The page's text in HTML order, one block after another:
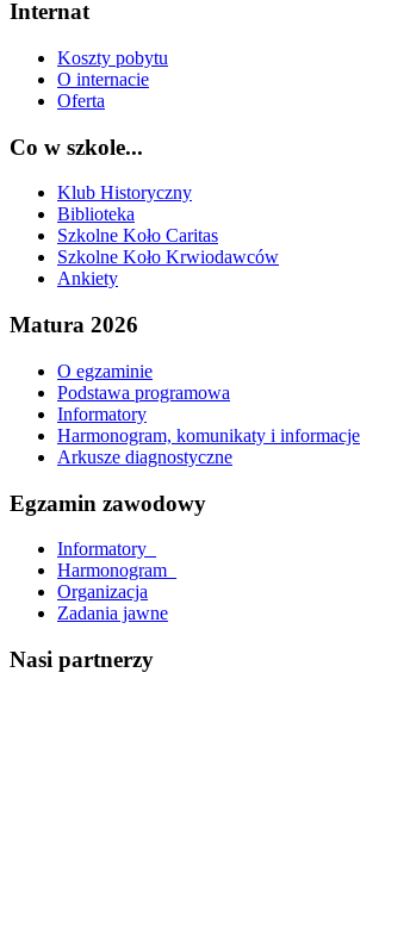
Internat
Koszty pobytu
O internacie
Oferta
Co w szkole...
Klub Historyczny
Biblioteka
Szkolne Koło Caritas
Szkolne Koło Krwiodawców
Ankiety
Matura 2026
O egzaminie
Podstawa programowa
Informatory
Harmonogram, komunikaty i informacje
Arkusze diagnostyczne
Egzamin zawodowy
Informatory_
Harmonogram_
Organizacja
Zadania jawne
Nasi partnerzy